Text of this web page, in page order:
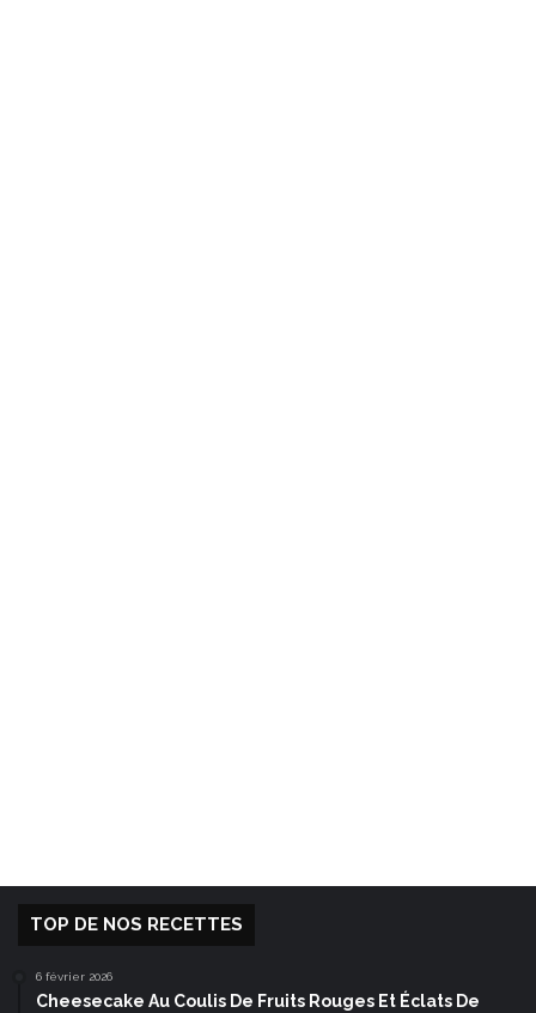
TOP DE NOS RECETTES
6 février 2026
Cheesecake Au Coulis De Fruits Rouges Et Éclats De